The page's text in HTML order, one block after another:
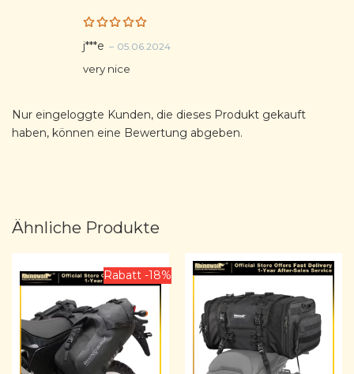
Rated 5
out of 5
j***e – 05.06.2024
very nice
Nur eingeloggte Kunden, die dieses Produkt gekauft
haben, können eine Bewertung abgeben.
Ähnliche Produkte
Rabatt -18%